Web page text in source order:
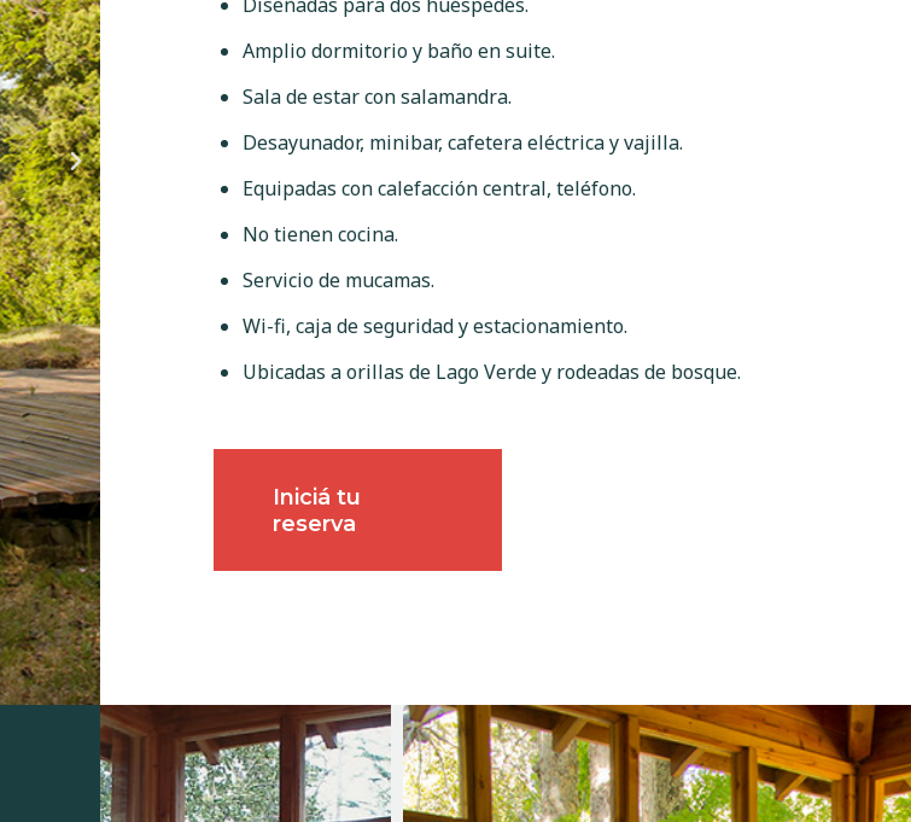
Amplio dormitorio y baño en suite.
Sala de estar con salamandra.
Desayunador, minibar, cafetera eléctrica y vajilla.
Equipadas con calefacción central, teléfono.
No tienen cocina.
Servicio de mucamas.
Wi-fi, caja de seguridad y estacionamiento.
Ubicadas a orillas de Lago Verde y rodeadas de bosque.
Iniciá tu
reserva